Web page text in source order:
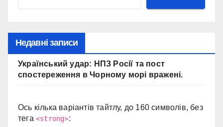
Недавні записи
Український удар: НПЗ Росії та пост
спостереження в Чорному морі вражені.
Ось кілька варіантів тайтлу, до 160 символів, без
тега <strong>: